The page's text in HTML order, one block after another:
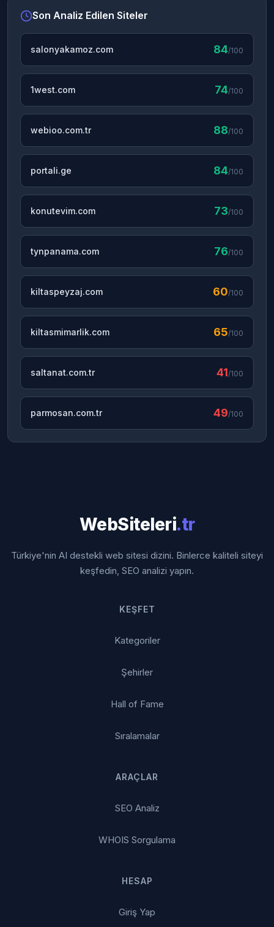
Son Analiz Edilen Siteler
salonyakamoz.com 84/100
1west.com 74/100
webioo.com.tr 88/100
portali.ge 84/100
konutevim.com 73/100
tynpanama.com 76/100
kiltaspeyzaj.com 60/100
kiltasmimarlik.com 65/100
saltanat.com.tr 41/100
parmosan.com.tr 49/100
WebSiteleri.tr
Türkiye'nin AI destekli web sitesi dizini. Binlerce kaliteli siteyi
keşfedin, SEO analizi yapın.
KEŞFET
Kategoriler
Şehirler
Hall of Fame
Sıralamalar
ARAÇLAR
SEO Analiz
WHOIS Sorgulama
HESAP
Giriş Yap